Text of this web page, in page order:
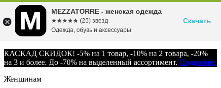
КАСКАД СКИДОК! -5% на 1 товар, -10% на 2 товара, -20%
на 3 и более. До -70% на выделенный ассортимент. Подробнее
Женщинам
MEZZATORRE - женская одежда
☆☆☆☆☆
★★★★★ (25) звезд
Одежда, обувь и аксессуары
Скачать